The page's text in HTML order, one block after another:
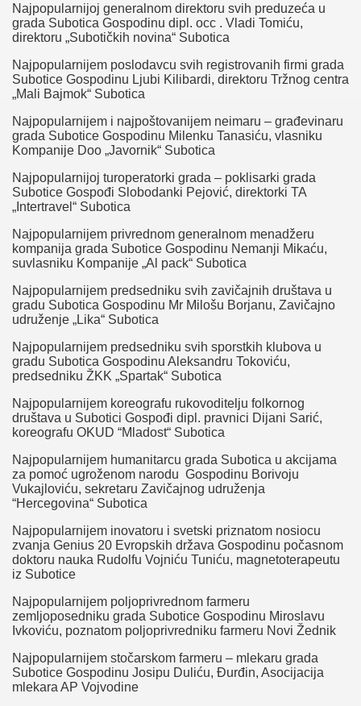
Najpopularnijoj generalnom direktoru svih preduzeća u
grada Subotica Gospodinu dipl. occ . Vladi Tomiću,
direktoru „Subotičkih novina“ Subotica
Najpopularnijem poslodavcu svih registrovanih firmi grada
Subotice Gospodinu Ljubi Kilibardi, direktoru Tržnog centra
„Mali Bajmok“ Subotica
Najpopularnijem i najpoštovanijem neimaru – građevinaru
grada Subotice Gospodinu Milenku Tanasiću, vlasniku
Kompanije Doo „Javornik“ Subotica
Najpopularnijoj turoperatorki grada – poklisarki grada
Subotice Gospođi Slobodanki Pejović, direktorki TA
„Intertravel“ Subotica
Najpopularnijem privrednom generalnom menadžeru
kompanija grada Subotice Gospodinu Nemanji Mikaću,
suvlasniku Kompanije „Al pack“ Subotica
Najpopularnijem predsedniku svih zavičajnih društava u
gradu Subotica Gospodinu Mr Milošu Borjanu, Zavičajno
udruženje „Lika“ Subotica
Najpopularnijem predsedniku svih sporstkih klubova u
gradu Subotica Gospodinu Aleksandru Tokoviću,
predsedniku ŽKK „Spartak“ Subotica
Najpopularnijem koreografu rukovoditelju folkornog
društava u Subotici Gospođi dipl. pravnici Dijani Sarić,
koreografu OKUD “Mladost“ Subotica
Najpopularnijem humanitarcu grada Subotica u akcijama
za pomoć ugroženom narodu Gospodinu Borivoju
Vukajloviću, sekretaru Zavičajnog udruženja
“Hercegovina“ Subotica
Najpopularnijem inovatoru i svetski priznatom nosiocu
zvanja Genius 20 Evropskih država Gospodinu počasnom
doktoru nauka Rudolfu Vojniću Tuniću, magnetoterapeutu
iz Subotice
Najpopularnijem poljoprivrednom farmeru
zemljoposedniku grada Subotice Gospodinu Miroslavu
Ivkoviću, poznatom poljoprivredniku farmeru Novi Žednik
Najpopularnijem stočarskom farmeru – mlekaru grada
Subotice Gospodinu Josipu Duliću, Đurđin, Asocijacija
mlekara AP Vojvodine